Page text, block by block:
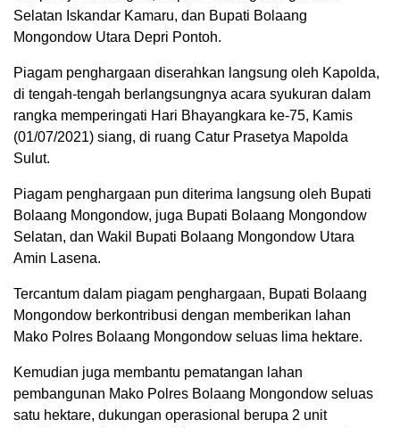
Selatan Iskandar Kamaru, dan Bupati Bolaang
Mongondow Utara Depri Pontoh.
Piagam penghargaan diserahkan langsung oleh Kapolda,
di tengah-tengah berlangsungnya acara syukuran dalam
rangka memperingati Hari Bhayangkara ke-75, Kamis
(01/07/2021) siang, di ruang Catur Prasetya Mapolda
Sulut.
Piagam penghargaan pun diterima langsung oleh Bupati
Bolaang Mongondow, juga Bupati Bolaang Mongondow
Selatan, dan Wakil Bupati Bolaang Mongondow Utara
Amin Lasena.
Tercantum dalam piagam penghargaan, Bupati Bolaang
Mongondow berkontribusi dengan memberikan lahan
Mako Polres Bolaang Mongondow seluas lima hektare.
Kemudian juga membantu pematangan lahan
pembangunan Mako Polres Bolaang Mongondow seluas
satu hektare, dukungan operasional berupa 2 unit